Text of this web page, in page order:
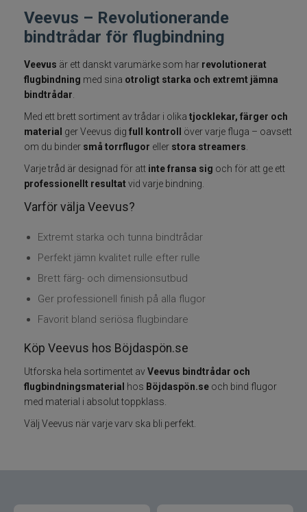
Småplock
Tillbehör
Flugbindning
Flugfiske
Vinterfiske
Kläder
Trolling
Specimenfiske
Grundéns
Mikado
Veevus – Revolutionerande
bindtrådar för flugbindning
Veevus är ett danskt varumärke som har revolutionerat
flugbindning med sina otroligt starka och extremt jämna
bindtrådar.
Med ett brett sortiment av trådar i olika tjocklekar, färger och
material ger Veevus dig full kontroll
över varje fluga – oavsett
om du binder små torrflugor eller stora streamers.
Varje tråd är designad för att inte fransa sig och för att ge ett
professionellt resultatvid varje bindning.
Varför välja Veevus?
Extremt starka och tunna bindtrådar
Perfekt jämn kvalitet rulle efter rulle
Brett färg- och dimensionsutbud
Ger professionell finish på alla flugor
Favorit bland seriösa flugbindare
Köp Veevus hos Böjdaspön.se
Utforska hela sortimentet avVeevus bindtrådar och
flugbindningsmaterial
hos Böjdaspön.se och bind flugor
med material i absolut toppklass.
Välj Veevus när varje varv ska bli perfekt.